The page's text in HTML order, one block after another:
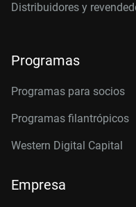
Distribuidores y
Programas
Programas para socios
Programas filantrópicos
Western Digital Capital
Empresa